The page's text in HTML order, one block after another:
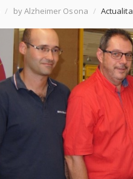
/ by Alzheimer Osona /